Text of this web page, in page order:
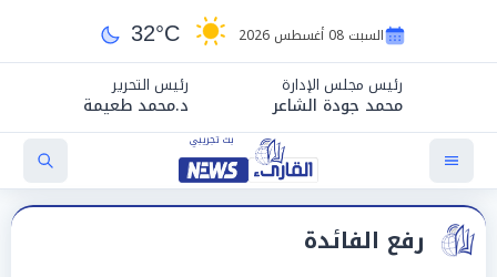
السبت 08 أغسطس 2026 32°C
رئيس مجلس الإدارة
محمد جودة الشاعر
رئيس التحرير
د.محمد طعيمة
رفع الفائدة